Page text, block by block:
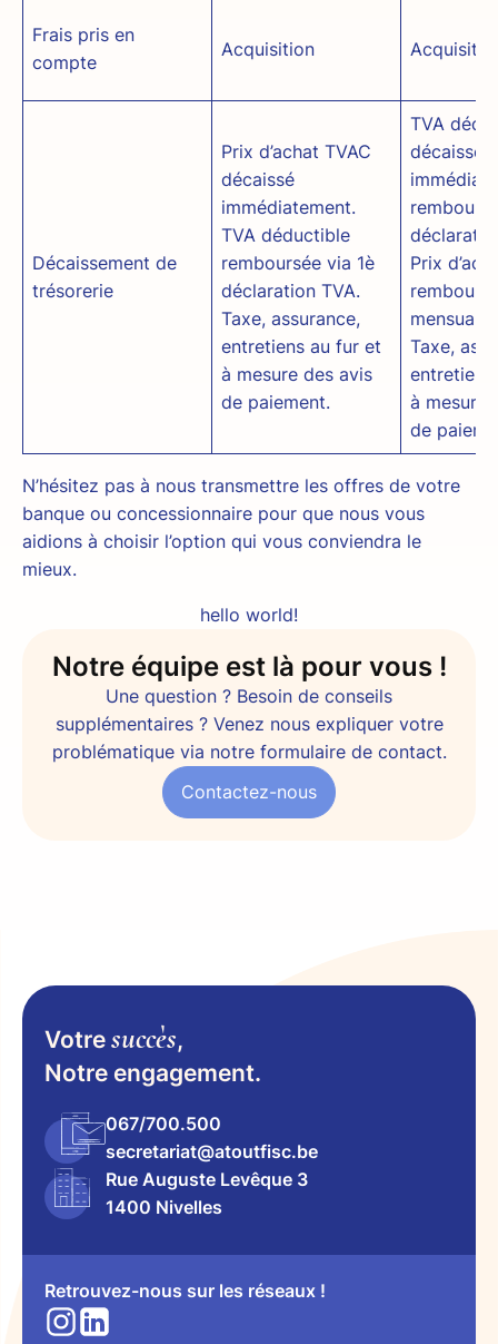
Frais pris en
compte
Acquisition
Décaissement de
trésorerie
Prix d’achat TVAC
décaissé
immédiatement.
TVA déductible
remboursée via 1è
déclaration TVA.
Taxe, assurance,
entretiens au fur et
à mesure des avis
de paiement.
TVA
décaissée
Prix
Taxe,
à mesure
de
N’hésitez pas à nous transmettre les offres de votre
banque ou concessionnaire pour que nous vous
aidions à choisir l’option qui vous conviendra le
mieux.
hello world!
Notre équipe est là pour vous !
Une question ? Besoin de conseils
supplémentaires ? Venez nous expliquer votre
problématique via notre formulaire de contact.
Contactez-nous
Votre succès,
Notre engagement.
067/700.500
secretariat@atoutfisc.be
Rue Auguste Levêque 3
1400 Nivelles
Retrouvez-nous sur les réseaux !